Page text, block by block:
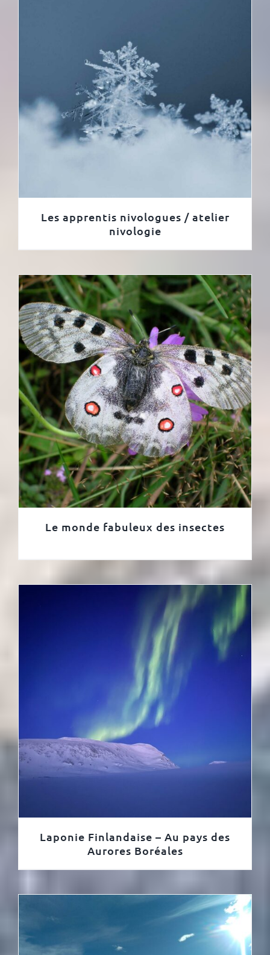
Les apprentis nivologues / atelier
nivologie
Le monde fabuleux des insectes
Laponie Finlandaise – Au pays des
Aurores Boréales